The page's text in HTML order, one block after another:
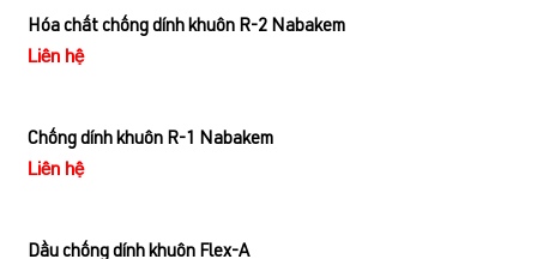
Hóa chất chống dính khuôn R-2 Nabakem
Liên hệ
Chống dính khuôn R-1 Nabakem
Liên hệ
Dầu chống dính khuôn Flex-A